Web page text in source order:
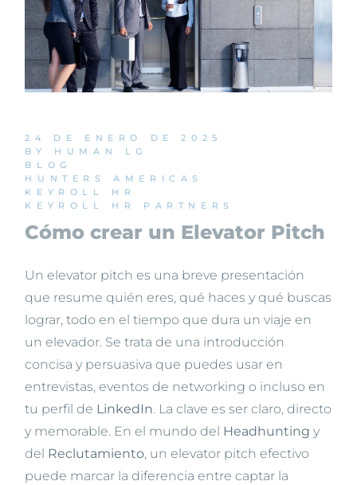
24 DE ENERO DE 2025
BY HUMAN LG
BLOG
HUNTERS AMERICAS
KEYROLL HR
KEYROLL HR PARTNERS
Cómo crear un Elevator Pitch
Un elevator pitch es una breve presentación
que resume quién eres, qué haces y qué buscas
lograr, todo en el tiempo que dura un viaje en
un elevador. Se trata de una introducción
concisa y persuasiva que puedes usar en
entrevistas, eventos de networking o incluso en
tu perfil de LinkedIn. La clave es ser claro, directo
y memorable. En el mundo del Headhunting y
del Reclutamiento, un elevator pitch efectivo
puede marcar la diferencia entre captar la